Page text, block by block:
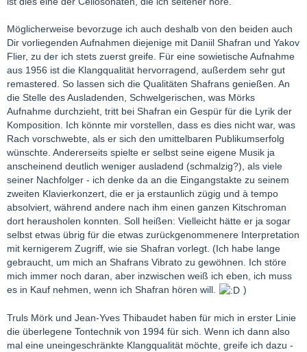
Möglicherweise bevorzuge ich auch deshalb von den beiden auch
Dir vorliegenden Aufnahmen diejenige mit Daniil Shafran und Yakov
Flier, zu der ich stets zuerst greife. Für eine sowietische Aufnahme
aus 1956 ist die Klangqualität hervorragend, außerdem sehr gut
remastered. So lassen sich die Qualitäten Shafrans genießen. An
die Stelle des Ausladenden, Schwelgerischen, was Mörks
Aufnahme durchzieht, tritt bei Shafran ein Gespür für die Lyrik der
Komposition. Ich könnte mir vorstellen, dass es dies nicht war, was
Rach vorschwebte, als er sich den umittelbaren Publikumserfolg
wünschte. Andererseits spielte er selbst seine eigene Musik ja
anscheinend deutlich weniger ausladend (schmalzig?), als viele
seiner Nachfolger - ich denke da an die Eingangstakte zu seinem
zweiten Klavierkonzert, die er ja erstaunlich zügig und à tempo
absolviert, während andere nach ihm einen ganzen Kitschroman
dort herausholen konnten. Soll heißen: Vielleicht hätte er ja sogar
selbst etwas übrig für die etwas zurückgenommenere Interpretation
mit kernigerem Zugriff, wie sie Shafran vorlegt. (Ich habe lange
gebraucht, um mich an Shafrans Vibrato zu gewöhnen. Ich störe
mich immer noch daran, aber inzwischen weiß ich eben, ich muss
es in Kauf nehmen, wenn ich Shafran hören will.
)
Truls Mörk und Jean-Yves Thibaudet haben für mich in erster Linie
die überlegene Tontechnik von 1994 für sich. Wenn ich dann also
mal eine uneingeschränkte Klangqualität möchte, greife ich dazu -